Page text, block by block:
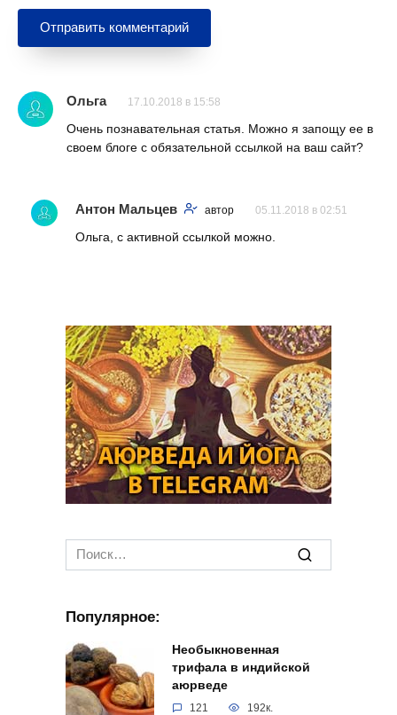
Ольга 17.10.2018 в 15:58
Очень познавательная статья. Можно я запощу ее в
своем блоге с обязательной ссылкой на ваш сайт?
Антон Мальцев автор 05.11.2018 в 02:51
Ольга, с активной ссылкой можно.
Search
for:
Популярное:
Необыкновенная
трифала в индийской
аюрведе
121 192к.